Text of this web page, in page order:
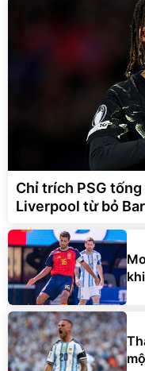
Chỉ trích PSG
Liverpool từ bỏ